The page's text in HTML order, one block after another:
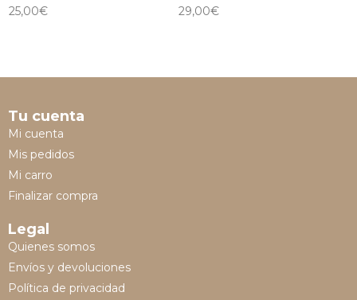
25,00€
29,00€
Tu cuenta
Mi cuenta
Mis pedidos
Mi carro
Finalizar compra
Legal
Quienes somos
Envíos y devoluciones
Política de privacidad